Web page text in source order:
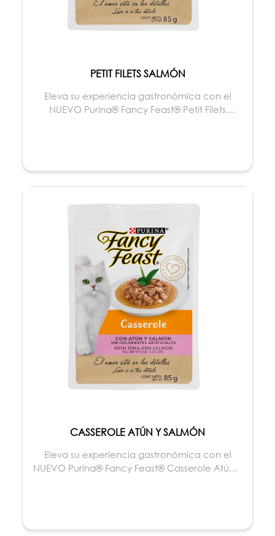
PETIT FILETS SALMÓN
Eleva su experiencia gastronómica con el
NUEVO Purina® Fancy Feast® Petit Filets
CASSEROLE ATÚN Y SALMÓN
Eleva su experiencia gastronómica con el
NUEVO Purina® Fancy Feast® Casserole Atún y